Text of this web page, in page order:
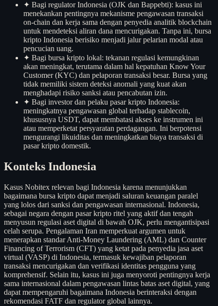
✦ Bagi regulator Indonesia (OJK dan Bappebti): kasus ini
menekankan pentingnya mekanisme pengawasan transaksi
on-chain dan kerja sama dengan penyedia analitik blockchain
untuk mendeteksi aliran dana mencurigakan. Tanpa ini, bursa
kripto Indonesia berisiko menjadi jalur pelarian modal atau
pencucian uang.
✦ Bagi bursa kripto lokal: tekanan regulasi kemungkinan
akan meningkat, terutama dalam hal kepatuhan Know Your
Customer (KYC) dan pelaporan transaksi besar. Bursa yang
tidak memiliki sistem deteksi anomali yang kuat akan
menghadapi risiko sanksi atau pencabutan izin.
✦ Bagi investor dan pelaku pasar kripto Indonesia:
meningkatnya pengawasan global terhadap stablecoin,
khususnya USDT, dapat membatasi akses ke instrumen ini
atau memperketat persyaratan perdagangan. Ini berpotensi
mengurangi likuiditas dan meningkatkan biaya transaksi di
pasar kripto domestik.
Konteks Indonesia
Kasus Nobitex relevan bagi Indonesia karena menunjukkan
bagaimana bursa kripto dapat menjadi saluran keuangan paralel
yang lolos dari sanksi dan pengawasan internasional. Indonesia,
sebagai negara dengan pasar kripto ritel yang aktif dan tengah
menyusun regulasi aset digital di bawah OJK, perlu mengantisipasi
celah serupa. Pengalaman Iran memperkuat argumen untuk
menerapkan standar Anti-Money Laundering (AML) dan Counter
Financing of Terrorism (CFT) yang ketat pada penyedia jasa aset
virtual (VASP) di Indonesia, termasuk kewajiban pelaporan
transaksi mencurigakan dan verifikasi identitas pengguna yang
komprehensif. Selain itu, kasus ini juga menyoroti pentingnya kerja
sama internasional dalam pengawasan lintas batas aset digital, yang
dapat mempengaruhi bagaimana Indonesia berinteraksi dengan
rekomendasi FATF dan regulator global lainnya.